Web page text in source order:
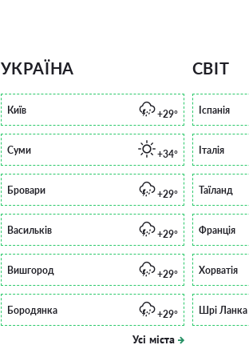
УКРАЇНА
Київ +29°
Суми +34°
Бровари +29°
Васильків +29°
Вишгород +29°
Бородянка +29°
Усі міста
СВІТ
Іспанія
Італія
Таїланд
Франція
Хорватія
Шрі Ланка